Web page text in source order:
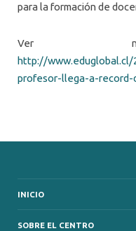
para la formación de
Ver
http://
profesor-llega-a-
INICIO
SOBRE EL CENTRO